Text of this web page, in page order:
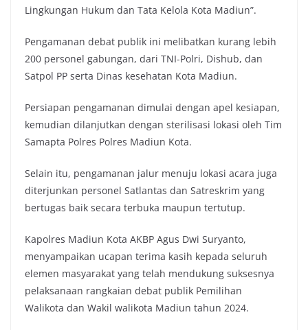
Lingkungan Hukum dan Tata Kelola Kota Madiun”.
Pengamanan debat publik ini melibatkan kurang lebih
200 personel gabungan, dari TNI-Polri, Dishub, dan
Satpol PP serta Dinas kesehatan Kota Madiun.
Persiapan pengamanan dimulai dengan apel kesiapan,
kemudian dilanjutkan dengan sterilisasi lokasi oleh Tim
Samapta Polres Polres Madiun Kota.
Selain itu, pengamanan jalur menuju lokasi acara juga
diterjunkan personel Satlantas dan Satreskrim yang
bertugas baik secara terbuka maupun tertutup.
Kapolres Madiun Kota AKBP Agus Dwi Suryanto,
menyampaikan ucapan terima kasih kepada seluruh
elemen masyarakat yang telah mendukung suksesnya
pelaksanaan rangkaian debat publik Pemilihan
Walikota dan Wakil walikota Madiun tahun 2024.